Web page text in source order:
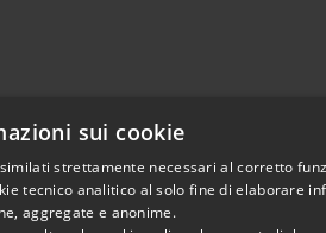
info@autoritaidrica.toscana.it
delle Pubbliche Amministrazioni
sui cookie
strettamente necessari al corretto
tecnico analitico al solo fine di elaborare
aggregate e anonime.